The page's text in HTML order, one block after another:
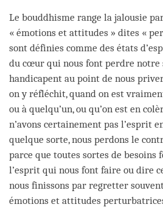
Le bouddhisme range la jalousie
« émotions et attitudes » dites «
sont définies comme des états
du cœur qui nous font perdre notre
handicapent au point de nous
on y réfléchit, quand on est
ou à quelqu’un, ou qu’on est en
n’avons certainement pas l’esprit
quelque sorte, nous perdons le
parce que toutes sortes de besoins
l’esprit qui nous font faire ou dire
nous finissons par regretter
émotions et attitudes